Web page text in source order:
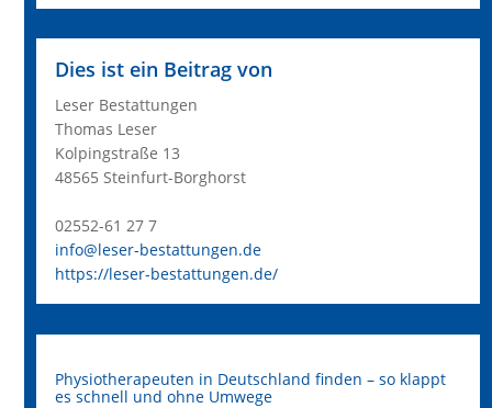
Dies ist ein Beitrag von
Leser Bestattungen
Thomas Leser
Kolpingstraße 13
48565 Steinfurt-Borghorst
02552-61 27 7
info@leser-bestattungen.de
https://leser-bestattungen.de/
Physiotherapeuten in Deutschland finden – so klappt
es schnell und ohne Umwege